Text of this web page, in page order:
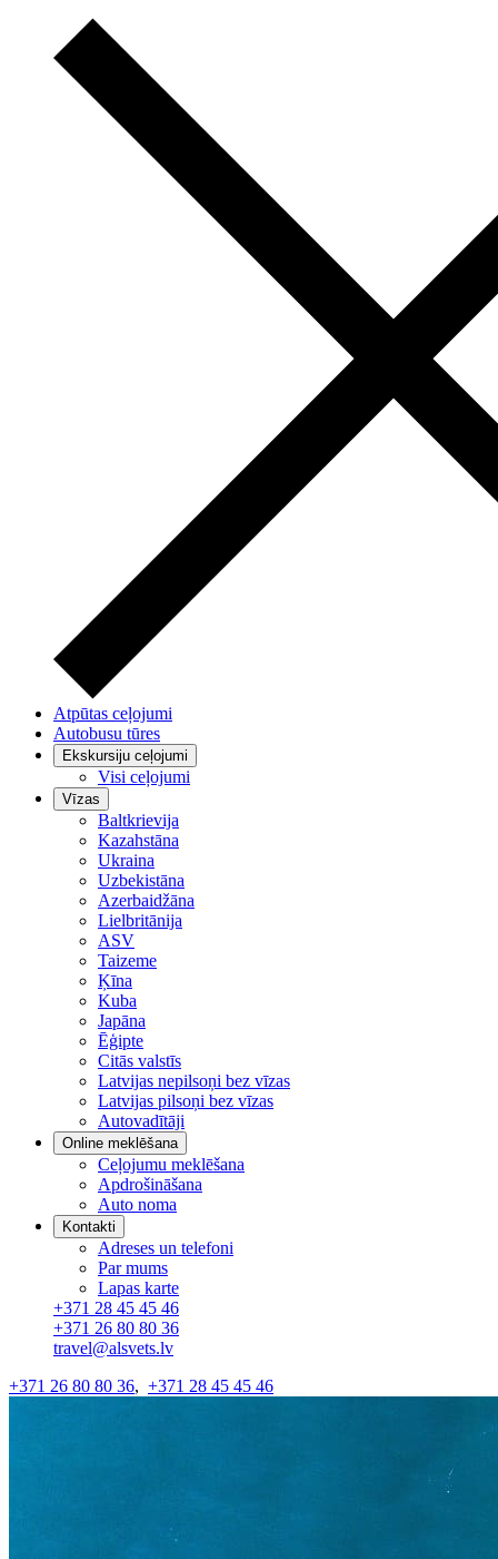
Atpūtas ceļojumi
Autobusu tūres
Ekskursiju ceļojumi
Visi ceļojumi
Vīzas
Baltkrievija
Kazahstāna
Ukraina
Uzbekistāna
Azerbaidžāna
Lielbritānija
ASV
Taizeme
Ķīna
Kuba
Japāna
Ēģipte
Citās valstīs
Latvijas nepilsoņi bez vīzas
Latvijas pilsoņi bez vīzas
Autovadītāji
Online meklēšana
Ceļojumu meklēšana
Apdrošināšana
Auto noma
Kontakti
Adreses un telefoni
Par mums
Lapas karte
+371 28 45 45 46
+371 26 80 80 36
travel@alsvets.lv
+371 26 80 80 36, +371 28 45 45 46